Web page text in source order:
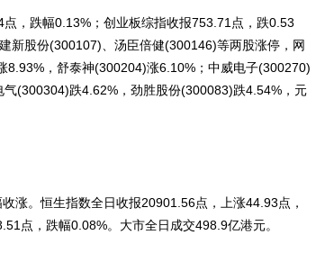
跌幅0.13%；创业板综指收报753.71点，跌0.53
新股份(300107)、汤臣倍健(300146)等两股涨停，网
，舒泰神(300204)涨6.10%；中威电子(300270)
(300304)跌4.62%，劲胜股份(300083)跌4.54%，元
。恒生指数全日收报20901.56点，上涨44.93点，
点，跌幅0.08%。大市全日成交498.9亿港元。